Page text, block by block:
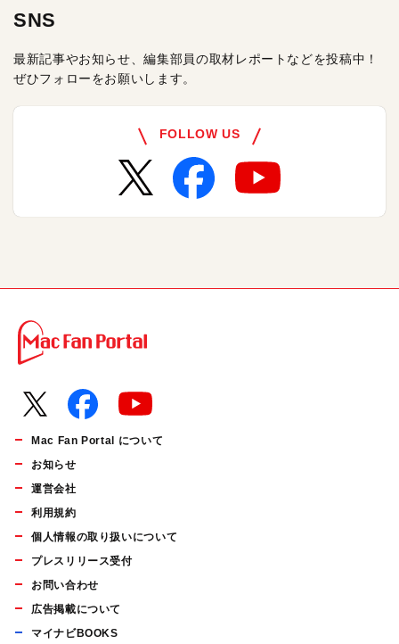
SNS
最新記事やお知らせ、編集部員の取材レポートなどを投稿中！
ぜひフォローをお願いします。
FOLLOW US
Mac Fan Portal について
お知らせ
運営会社
利用規約
個人情報の取り扱いについて
プレスリリース受付
お問い合わせ
広告掲載について
マイナビBOOKS